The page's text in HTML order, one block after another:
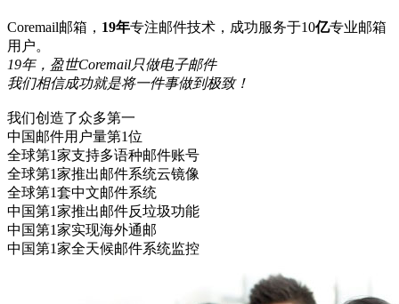
Coremail邮箱， 19年专注邮件技术，成功服务于10亿专业邮箱
用户。
19年，盈世Coremail只做电子邮件
我们相信成功就是将一件事做到极致！
我们创造了众多第一
中国邮件用户量第1位
全球第1家支持多语种邮件账号
全球第1家推出邮件系统云镜像
全球第1套中文邮件系统
中国第1家推出邮件反垃圾功能
中国第1家实现海外通邮
中国第1家全天候邮件系统监控